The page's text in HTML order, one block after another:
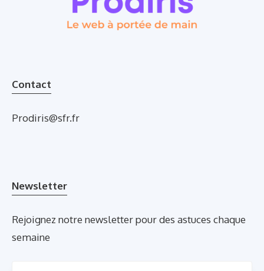
Contact
Prodiris@sfr.fr
Newsletter
Rejoignez notre newsletter pour des astuces chaque
semaine